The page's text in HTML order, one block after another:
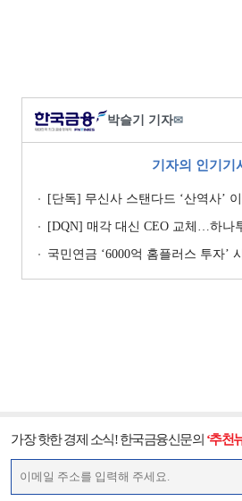
박슬기 기자✉
기자의 인기기
[단독] 무신사 스탠다드 ‘산역사’ 이건오 퇴사
[DQN] 매각 대신 CEO 교체…하나투어 ‘조좌진 카드’의
국민연금 ‘6000억 홈플러스 투자’ 사실상 전
가장 핫한 경제 소식! 한국금융신문의 ‘추천